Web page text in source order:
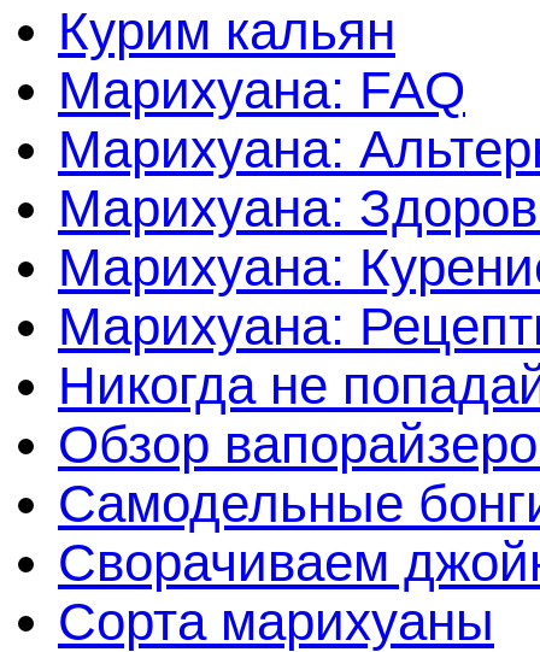
Курим кальян
Марихуана: FAQ
Марихуана:
Марихуана:
Марихуана:
Марихуана:
Никогда не
Обзор
Самодельные
Сворачиваем
Сорта марихуаны